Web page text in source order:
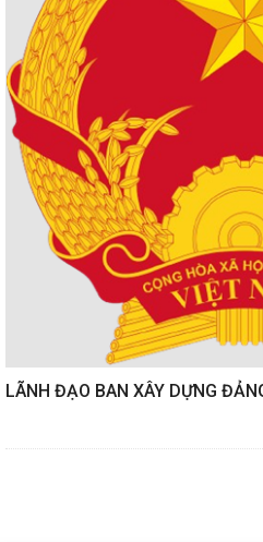
LÃNH ĐẠO BAN XÂY DỰNG